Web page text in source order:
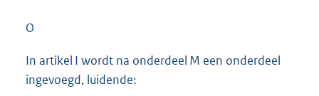
O
In artikel I wordt na onderdeel M een onderdeel
ingevoegd, luidende: